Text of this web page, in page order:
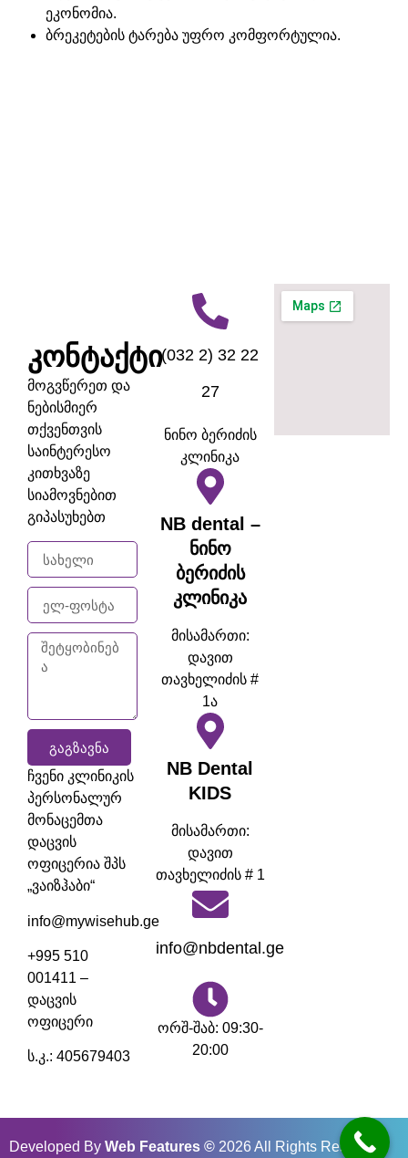
ეკონომია.
ბრეკეტების ტარება უფრო კომფორტულია.
კონტაქტი
მოგვწერეთ და
ნებისმიერ
თქვენთვის
საინტერესო
კითხვაზე
სიამოვნებით
გიპასუხებთ
ᲒᲐᲒᲖᲐᲕᲜᲐ
ჩვენი კლინიკის
პერსონალურ
მონაცემთა
დაცვის
ოფიცერია შპს
„ვაიზჰაბი“
info@mywisehub.ge
+995 510
001411 –
დაცვის
ოფიცერი
ს.კ.: 405679403
(032 2) 32 22
27
ნინო ბერიძის
კლინიკა
NB dental –
ნინო
ბერიძის
კლინიკა
მისამართი:
დავით
თავხელიძის #
1ა
NB Dental
KIDS
მისამართი:
დავით
თავხელიძის # 1
info@nbdental.ge
ორშ-შაბ: 09:30-
20:00
Developed By Web Features © 2026 All Rights Reserved